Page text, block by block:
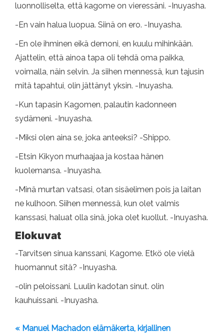
luonnolliselta, että kagome on vieressäni. -Inuyasha.
-En vain halua luopua. Siinä on ero. -Inuyasha.
-En ole ihminen eikä demoni, en kuulu mihinkään.
Ajattelin, että ainoa tapa oli tehdä oma paikka,
voimalla, näin selvin. Ja siihen mennessä, kun tajusin
mitä tapahtui, olin jättänyt yksin. -Inuyasha.
-Kun tapasin Kagomen, palautin kadonneen
sydämeni. -Inuyasha.
-Miksi olen aina se, joka anteeksi? -Shippo.
-Etsin Kikyon murhaajaa ja kostaa hänen
kuolemansa. -Inuyasha.
-Minä murtan vatsasi, otan sisäelimen pois ja laitan
ne kulhoon. Siihen mennessä, kun olet valmis
kanssasi, haluat olla sinä, joka olet kuollut. -Inuyasha.
Elokuvat
-Tarvitsen sinua kanssani, Kagome. Etkö ole vielä
huomannut sitä? -Inuyasha.
-olin peloissani. Luulin kadotan sinut. olin
kauhuissani. -Inuyasha.
« Manuel Machadon elämäkerta, kirjallinen